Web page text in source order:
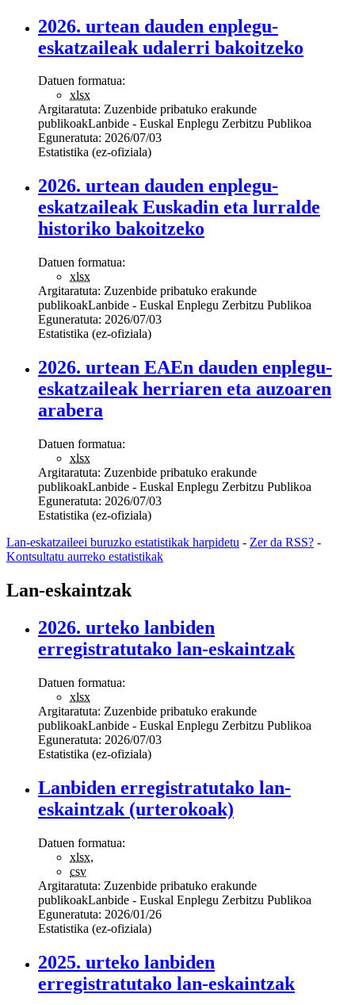
2026. urtean dauden enplegu-
eskatzaileak udalerri bakoitzeko
Datuen formatua:
xlsx
Argitaratuta: Zuzenbide pribatuko erakunde
publikoakLanbide - Euskal Enplegu Zerbitzu Publikoa
Eguneratuta: 2026/07/03
Estatistika (ez-ofiziala)
2026. urtean dauden enplegu-
eskatzaileak Euskadin eta lurralde
historiko bakoitzeko
Datuen formatua:
xlsx
Argitaratuta: Zuzenbide pribatuko erakunde
publikoakLanbide - Euskal Enplegu Zerbitzu Publikoa
Eguneratuta: 2026/07/03
Estatistika (ez-ofiziala)
2026. urtean EAEn dauden enplegu-
eskatzaileak herriaren eta auzoaren
arabera
Datuen formatua:
xlsx
Argitaratuta: Zuzenbide pribatuko erakunde
publikoakLanbide - Euskal Enplegu Zerbitzu Publikoa
Eguneratuta: 2026/07/03
Estatistika (ez-ofiziala)
Lan-eskatzaileei buruzko estatistikak harpidetu - Zer da RSS? -
Kontsultatu aurreko estatistikak
Lan-eskaintzak
2026. urteko lanbiden
erregistratutako lan-eskaintzak
Datuen formatua:
xlsx
Argitaratuta: Zuzenbide pribatuko erakunde
publikoakLanbide - Euskal Enplegu Zerbitzu Publikoa
Eguneratuta: 2026/07/03
Estatistika (ez-ofiziala)
Lanbiden erregistratutako lan-
eskaintzak (urterokoak)
Datuen formatua:
xlsx,
csv
Argitaratuta: Zuzenbide pribatuko erakunde
publikoakLanbide - Euskal Enplegu Zerbitzu Publikoa
Eguneratuta: 2026/01/26
Estatistika (ez-ofiziala)
2025. urteko lanbiden
erregistratutako lan-eskaintzak